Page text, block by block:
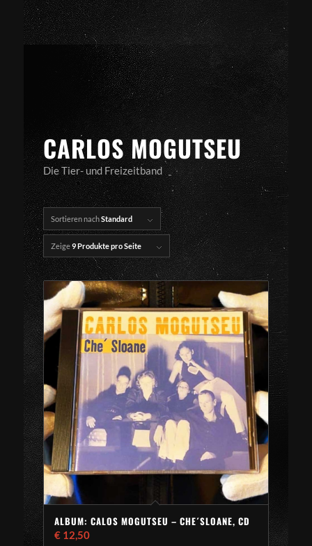
CARLOS MOGUTSEU
Die Tier- und Freizeitband
Sortieren nachStandard
Zeige9 Produkte pro Seite
ALBUM: CALOS MOGUTSEU – CHE´SLOANE, CD
€ 12,50